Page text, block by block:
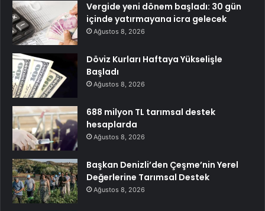
Vergide yeni dönem başladı: 30 gün
içinde yatırmayana icra gelecek
Ağustos 8, 2026
Döviz Kurları Haftaya Yükselişle
Başladı
Ağustos 8, 2026
688 milyon TL tarımsal destek
hesaplarda
Ağustos 8, 2026
Başkan Denizli’den Çeşme’nin Yerel
Değerlerine Tarımsal Destek
Ağustos 8, 2026